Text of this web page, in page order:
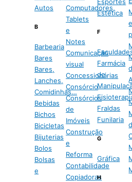
Autos
B
Barbearia
Bares
Bares,
Lanches,
Comidinhas…
Bebidas
Bichos
Bicicletas
Bijuterias
Bolos
Bolsas
e
Computadores,
Tablets
e
Notes
Comunicação
visual
Concessionárias
Consórcio
Consórcios
de
Imóveis
Construção
e
Reforma
Contabilidade
Copiadoras
Estética
F
Farmácia
de
Fraldas
Funilaria
G
Gráfica
H
e